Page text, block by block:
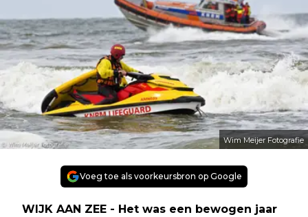
Wim Meijer Fotografie
Voeg toe als voorkeursbron op Google
WIJK AAN ZEE - Het was een bewogen jaar